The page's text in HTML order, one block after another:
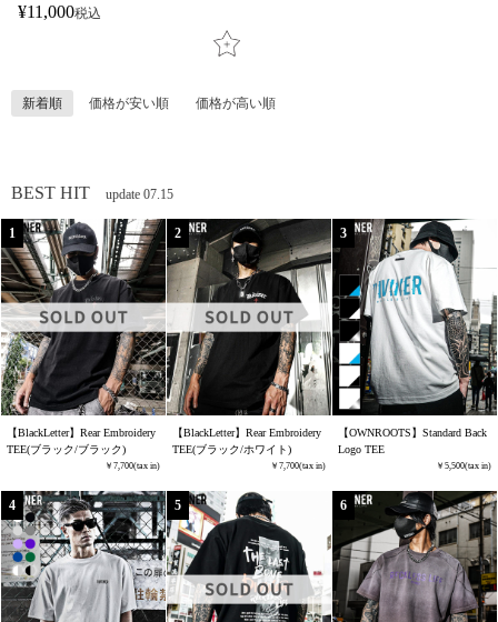
¥11,000税込
新着順 価格が安い順 価格が高い順
BEST HIT update 07.15
【BlackLetter】Rear Embroidery
TEE(ブラック/ブラック)
7,700
【BlackLetter】Rear Embroidery
TEE(ブラック/ホワイト)
7,700
【OWNROOTS】Standard Back
Logo TEE
5,500